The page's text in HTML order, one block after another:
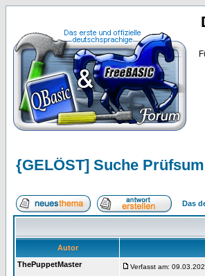
{GELÖST] Suche
Das
Autor
ThePuppetMaster
Verfasst am: